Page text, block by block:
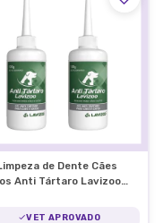
de Dente Cães
Anti Tártaro Lavizoo
VET APROVADO